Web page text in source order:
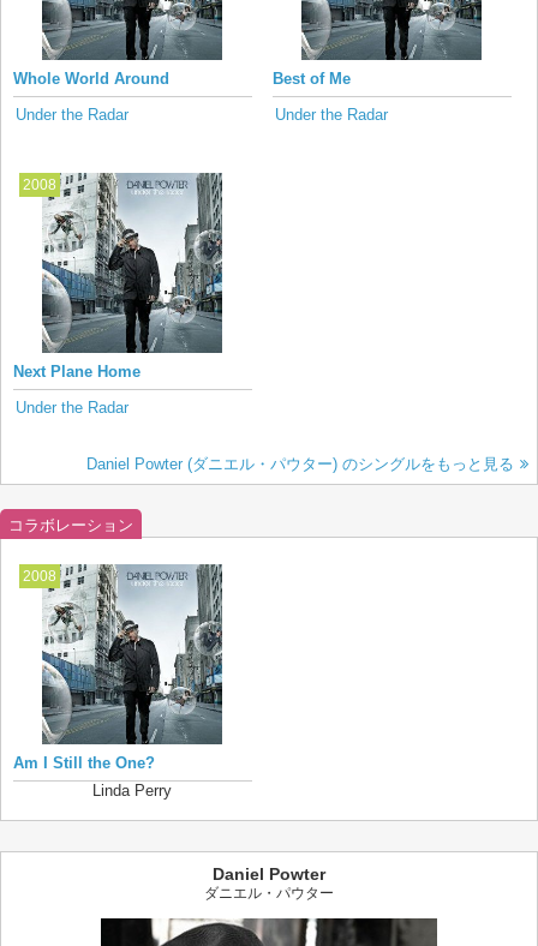
Whole World Around
Under the Radar
Best of Me
Under the Radar
2008
Next Plane Home
Under the Radar
Daniel Powter (ダニエル・パウター) のシングルをもっと見る
コラボレーション
2008
Am I Still the One?
Linda Perry
Daniel Powter
ダニエル・パウター